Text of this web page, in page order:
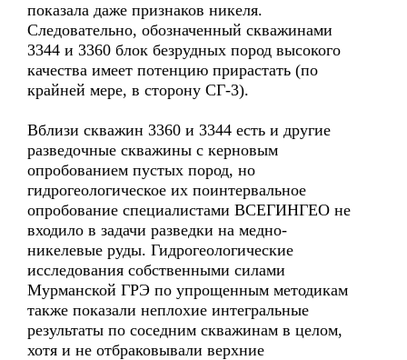
показала даже признаков никеля.
Следовательно, обозначенный скважинами
3344 и 3360 блок безрудных пород высокого
качества имеет потенцию прирастать (по
крайней мере, в сторону СГ-3).
Вблизи скважин 3360 и 3344 есть и другие
разведочные скважины с керновым
опробованием пустых пород, но
гидрогеологическое их поинтервальное
опробование специалистами ВСЕГИНГЕО не
входило в задачи разведки на медно-
никелевые руды. Гидрогеологические
исследования собственными силами
Мурманской ГРЭ по упрощенным методикам
также показали неплохие интегральные
результаты по соседним скважинам в целом,
хотя и не отбраковывали верхние